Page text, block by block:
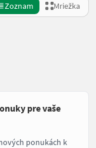
Zoznam Mriežka
pre vaše
ponukách k